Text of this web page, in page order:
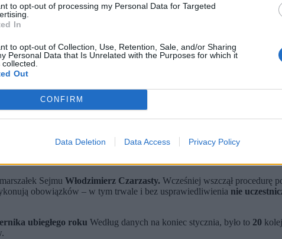
to opt-out of processing my Personal Data for Targeted
In
to opt-out of Collection, Use, Retention, Sale, and/or Sharing
Personal Data that Is Unrelated with the Purposes for which it
Out
CONFIRM
Data Deletion Data Access Privacy Policy
/ EPA)
Ziobrę i Marcina Romanowskiego.
innych posłów.
Sejmu – wystąpili o azyl na Węgrzech.
członkowie komisji regulaminowej, spraw poselskich i
azyl polityczny. Obaj są podejrzewani przez prokuraturę o
Romanowskiego?
Sejmu Włodzimierz Czarzasty. Wcześniej wszczął procedurę
obowiązków – w tym trwale i bez usprawiedliwienia nie
ubiegłego roku Według danych na koniec stycznia, było to 20